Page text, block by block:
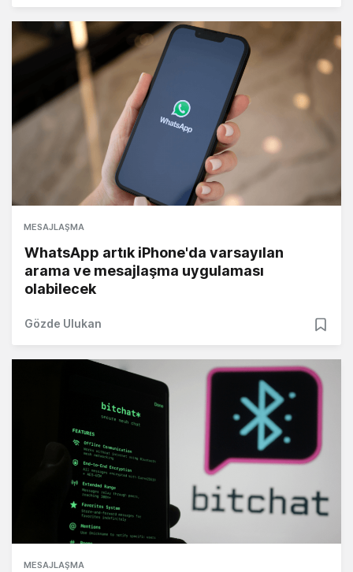
MESAJLAŞMA
WhatsApp artık iPhone'da varsayılan
arama ve mesajlaşma uygulaması
olabilecek
Gözde Ulukan
MESAJLAŞMA